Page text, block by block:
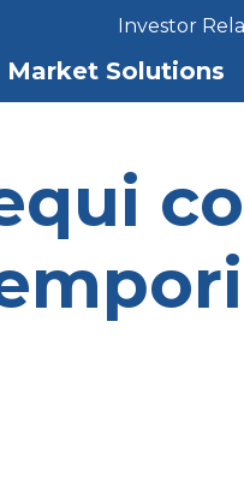
Investor
Market Solutions